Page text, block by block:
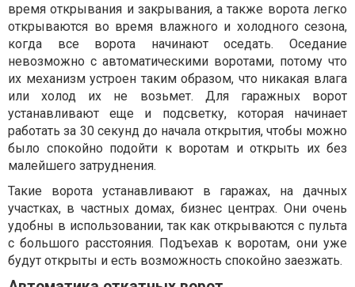
время открывания и закрывания, а также ворота легко
открываются во время влажного и холодного сезона,
когда все ворота начинают оседать. Оседание
невозможно с автоматическими воротами, потому что
их механизм устроен таким образом, что никакая влага
или холод их не возьмет. Для гаражных ворот
устанавливают еще и подсветку, которая начинает
работать за 30 секунд до начала открытия, чтобы можно
было спокойно подойти к воротам и открыть их без
малейшего затруднения.
Такие ворота устанавливают в гаражах, на дачных
участках, в частных домах, бизнес центрах. Они очень
удобны в использовании, так как открываются с пульта
с большого расстояния. Подъехав к воротам, они уже
будут открыты и есть возможность спокойно заезжать.